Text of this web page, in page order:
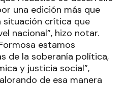
una edición más que
situación crítica que
nacional”, hizo notar.
estamos
de la soberanía política,
y justicia social”,
de esa manera